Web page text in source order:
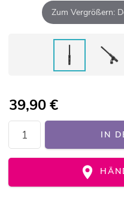
Zum Vergrößern:
39,90€
IN